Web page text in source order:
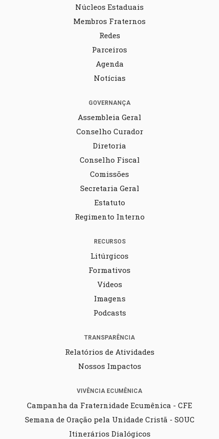
Núcleos Estaduais
Membros Fraternos
Redes
Parceiros
Agenda
Notícias
GOVERNANÇA
Assembleia Geral
Conselho Curador
Diretoria
Conselho Fiscal
Comissões
Secretaria Geral
Estatuto
Regimento Interno
RECURSOS
Litúrgicos
Formativos
Vídeos
Imagens
Podcasts
TRANSPARÊNCIA
Relatórios de Atividades
Nossos Impactos
VIVÊNCIA ECUMÊNICA
Campanha da Fraternidade Ecumênica - CFE
Semana de Oração pela Unidade Cristã - SOUC
Itinerários Dialógicos